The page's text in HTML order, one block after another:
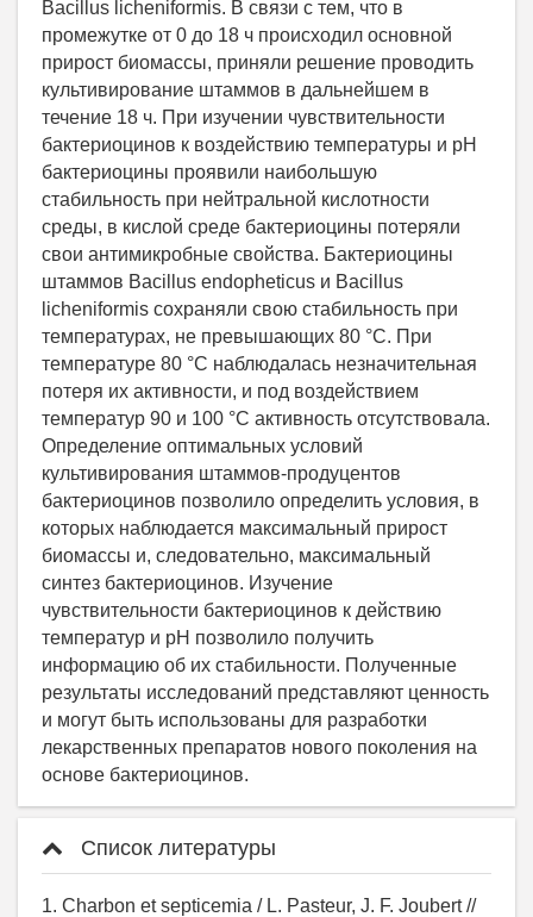
Список литературы
1. Charbon et septicemia / L. Pasteur, J. F. Joubert //